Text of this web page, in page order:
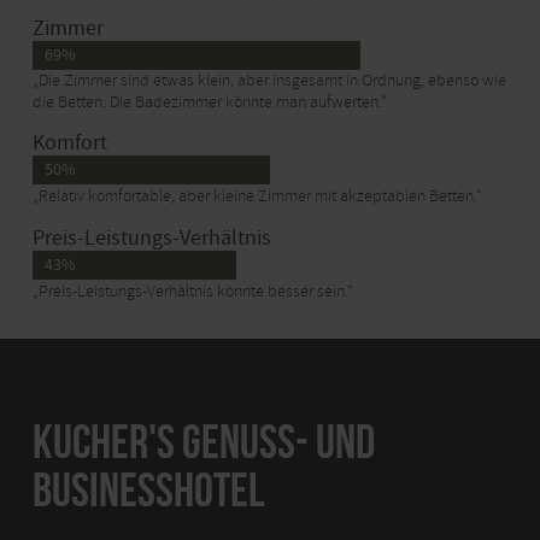
Zimmer
69%
„Die Zimmer sind etwas klein, aber insgesamt in Ordnung, ebenso wie
die Betten. Die Badezimmer könnte man aufwerten.“
Komfort
50%
„Relativ komfortable, aber kleine Zimmer mit akzeptablen Betten.“
Preis-Leistungs-Verhältnis
43%
„Preis-Leistungs-Verhältnis könnte besser sein.“
KUCHER'S GENUSS- UND
BUSINESSHOTEL